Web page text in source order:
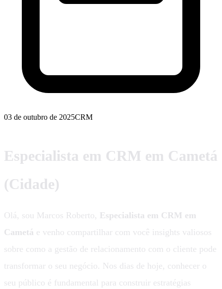
03 de outubro de 2025CRM
Especialista em CRM em Cametá
(Cidade)
Olá, sou Marcos Roberto, Especialista em CRM em
Cametá e venho compartilhar com você insights valiosos
sobre como a gestão de relacionamento com o cliente pode
transformar o seu negócio. Nos dias de hoje, conhecer o
seu público é fundamental para construir estratégias